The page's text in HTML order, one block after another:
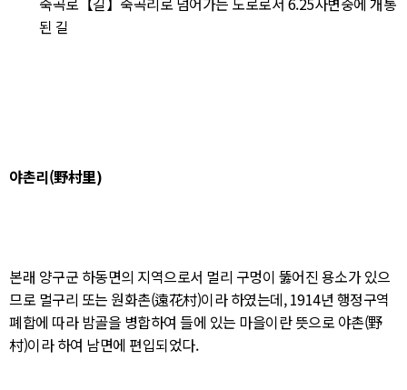
된 길
야촌리(野村里)
본래 양구군 하동면의 지역으로서 멀리 구멍이 뚫어진 용소가 있으
므로 멀구리 또는 원화촌(遠花村)이라 하였는데, 1914년 행정구역
폐합에 따라 밤골을 병합하여 들에 있는 마을이란 뜻으로 야촌(野
村)이라 하여 남면에 편입되었다.